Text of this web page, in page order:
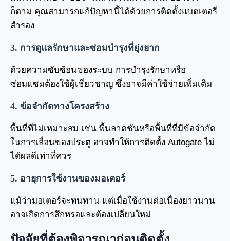
ก็ตาม คุณสามารถแก้ปัญหานี้ได้ด้วยการติดตั้งแบตเตอรี่
สำรอง
3. การดูแลรักษาและซ่อมบำรุงที่ยุ่งยาก
ด้วยความซับซ้อนของระบบ การบำรุงรักษาหรือ
ซ่อมแซมต้องใช้ผู้เชี่ยวชาญ ซึ่งอาจมีค่าใช้จ่ายเพิ่มเติม
4. ข้อจำกัดทางโครงสร้าง
พื้นที่ที่ไม่เหมาะสม เช่น พื้นลาดชันหรือพื้นที่ที่มีข้อจำกัด
ในการเลื่อนของประตู อาจทำให้การติดตั้ง Autogate ไม่
ได้ผลดีเท่าที่ควร
5. อายุการใช้งานของมอเตอร์
แม้ว่ามอเตอร์จะทนทาน แต่เมื่อใช้งานต่อเนื่องยาวนาน
อาจเกิดการสึกหรอและต้องเปลี่ยนใหม่